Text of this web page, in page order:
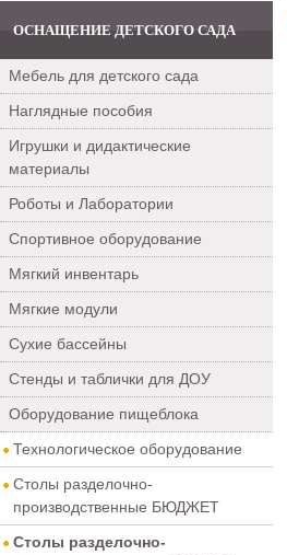
ОСНАЩЕНИЕ ДЕТСКОГО САДА
Мебель для детского сада
Наглядные пособия
Игрушки и дидактические
материалы
Роботы и Лаборатории
Спортивное оборудование
Мягкий инвентарь
Мягкие модули
Сухие бассейны
Стенды и таблички для ДОУ
Оборудование пищеблока
Технологическое оборудование
Столы разделочно-
производственные БЮДЖЕТ
Столы разделочно-